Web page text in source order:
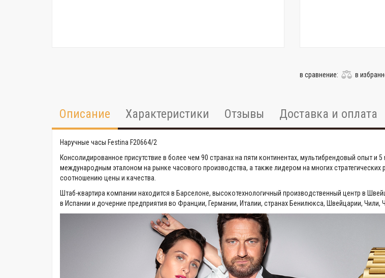
в сравнение: в
Описание Характеристики Отзывы Доставка и оплата
Наручные часы Festina F20664/2
Консолидированное присутствие в более чем 90 странах на пяти континентах, мультибрендовый опыт
международным эталоном на рынке часового производства, а также лидером на многих
соотношению цены и качества.
Штаб-квартира компании находится в Барселоне, высокотехнологичный производственный центр в
в Испании и дочерние предприятия во Франции, Германии, Италии, странах Бенилюкса, Швейцарии, Чили,